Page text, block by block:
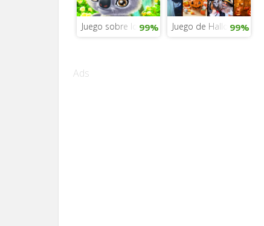
Juego sobre los animales del Rey León
99% Juego de Halloween
99%
Ads